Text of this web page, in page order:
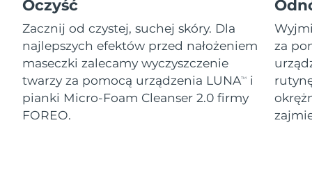
Oczyść
Zacznij od czystej, suchej skóry. Dla
najlepszych efektów przed nałożeniem
maseczki zalecamy wyczyszczenie
twarzy za pomocą urządzenia LUNATM
i
pianki Micro-Foam Cleanser 2.0 firmy
FOREO.
za
Słowenia
Oczekiwany czas dostawy
8/10/26
Republika
Południowej Afryki
Oczekiwany czas dostawy
8/18/26
Oczekiwany czas dostawy